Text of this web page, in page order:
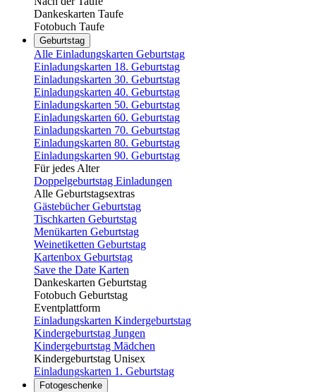
Dankeskarten Taufe
Fotobuch Taufe
Geburtstag
Alle Einladungskarten Geburtstag
Einladungskarten 18. Geburtstag
Einladungskarten 30. Geburtstag
Einladungskarten 40. Geburtstag
Einladungskarten 50. Geburtstag
Einladungskarten 60. Geburtstag
Einladungskarten 70. Geburtstag
Einladungskarten 80. Geburtstag
Einladungskarten 90. Geburtstag
Für jedes Alter
Doppelgeburtstag Einladungen
Alle Geburtstagsextras
Gästebücher Geburtstag
Tischkarten Geburtstag
Menükarten Geburtstag
Weinetiketten Geburtstag
Kartenbox Geburtstag
Save the Date Karten
Dankeskarten Geburtstag
Fotobuch Geburtstag
Eventplattform
Einladungskarten Kindergeburtstag
Kindergeburtstag Jungen
Kindergeburtstag Mädchen
Kindergeburtstag Unisex
Einladungskarten 1. Geburtstag
Fotogeschenke